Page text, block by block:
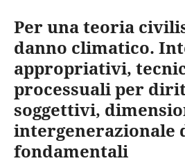
Per una teoria
danno climatico.
appropriativi,
processuali per
soggettivi,
fondamentali